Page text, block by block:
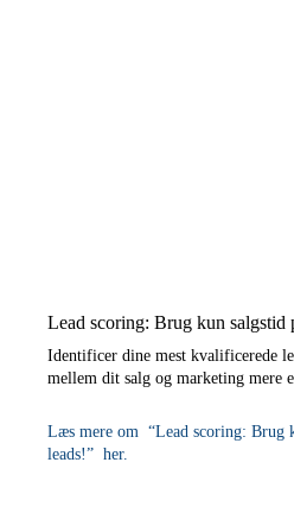
Lead scoring: Brug kun salgstid
Identificer dine mest kvalificerede
mellem dit salg og marketing mere
Læs mere om “Lead scoring: Brug
leads!” her.